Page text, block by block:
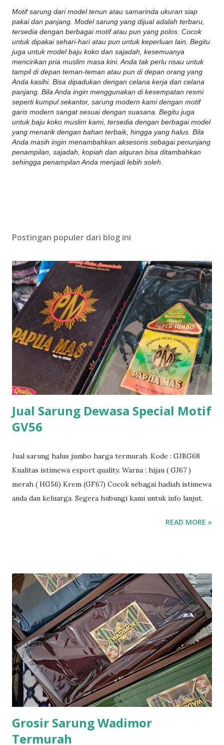
Motif sarung dari model tenun atau samarinda ukuran siap
pakai dan panjang. Model sarung yang dijual adalah terbaru,
tersedia dengan berbagai motif atau pun yang polos. Cocok
untuk dipakai sehari-hari atau pun untuk keperluan lain. Begitu
juga untuk model baju koko dan sajadah, kesemuanya
mencirikan pria muslim masa kini. Anda tak perlu risau untuk
tampil di depan teman-teman atau pun di depan orang yang
Anda kasihi. Bisa dipadukan dengan celana kerja dan celana
panjang. Bila Anda ingin menggunakan di kesempatan resmi
seperti kumpul sekantor, sarung modern kami dengan motif
garis modern sangat sesuai dengan suasana. Begitu juga
untuk baju koko muslim kami, tersedia dengan berbagai model
yang menarik dengan bahan terbaik, hingga yang halus. Bila
Anda masih ingin menambahkan aksesoris sebagai penunjang
penampilan, sajadah, kopiah dan alquran bisa ditambahkan
sehingga penampilan Anda menjadi lebih soleh.
Postingan populer dari blog ini
Jual Sarung Dewasa Special Motif
GV56
Jual sarung halus jumbo harga termurah. Kode : GJBG68
Kualitas istimewa export quality. Warna : hijau ( GJ67 )
merah ( HG56) Krem (GF67) Cocok sebagai hadiah istimewa
anda dan keluarga. Segera hubungi kami untuk info lanjut.
READ MORE »
Grosir Sarung Wadimor
Termurah